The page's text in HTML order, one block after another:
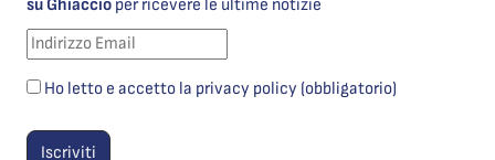
su Ghiaccio per ricevere le ultime notizie
Ho letto e accetto la privacy policy (obbligatorio)